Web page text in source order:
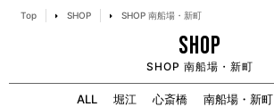
Top SHOP SHOP 南船場・新町
SHOP
SHOP 南船場・新町
ALL 堀江 心斎橋 南船場・新町